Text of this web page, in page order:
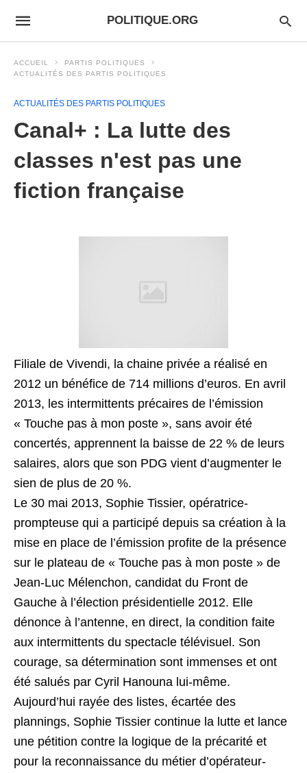
POLITIQUE.ORG
ACCUEIL
PARTIS POLITIQUES
ACTUALITÉS DES PARTIS POLITIQUES
ACTUALITÉS DES PARTIS POLITIQUES
Canal+ : La lutte des
classes n'est pas une
fiction française
Filiale de Vivendi, la chaine privée a réalisé en
2012 un bénéfice de 714 millions d’euros. En avril
2013, les intermittents précaires de l’émission
« Touche pas à mon poste », sans avoir été
concertés, apprennent la baisse de 22 % de leurs
salaires, alors que son PDG vient d’augmenter le
sien de plus de 20 %.
Le 30 mai 2013, Sophie Tissier, opératrice-
prompteuse qui a participé depuis sa création à la
mise en place de l’émission profite de la présence
sur le plateau de « Touche pas à mon poste » de
Jean-Luc Mélenchon, candidat du Front de
Gauche à l’élection présidentielle 2012. Elle
dénonce à l’antenne, en direct, la condition faite
aux intermittents du spectacle télévisuel. Son
courage, sa détermination sont immenses et ont
été salués par Cyril Hanouna lui-même.
Aujourd’hui rayée des listes, écartée des
plannings, Sophie Tissier continue la lutte et lance
une pétition contre la logique de la précarité et
pour la reconnaissance du métier d’opérateur-